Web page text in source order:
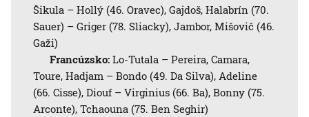
Šikula – Hollý (46. Oravec), Gajdoš, Halabrín (70.
Sauer) – Griger (78. Sliacky), Jambor, Mišovič (46.
Gaži)
Francúzsko: Lo-Tutala – Pereira, Camara,
Toure, Hadjam – Bondo (49. Da Silva), Adeline
(66. Cisse), Diouf – Virginius (66. Ba), Bonny (75.
Arconte), Tchaouna (75. Ben Seghir)